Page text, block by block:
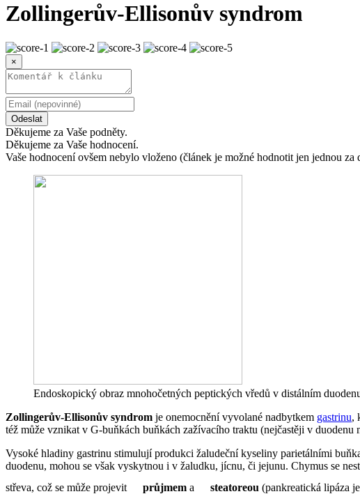
Zollingerův-Ellisonův syndrom
×
Odeslat
Děkujeme za Vaše podněty.
Děkujeme za Vaše hodnocení.
Vaše hodnocení ovšem nebylo vloženo (článek je možné hodnotit jen jednou za
Endoskopický obraz mnohočetných peptických vředů v distálním
Zollingerův-Ellisonův syndrom je onemocnění vyvolané nadbytkem gastrinu,
též může vznikat v G-buňkách buňkách zažívacího traktu (nejčastěji v duodenu
Vysoké hladiny gastrinu stimulují produkci žaludeční kyseliny parietálními
duodenu, mohou se však vyskytnou i v žaludku, jícnu, či jejunu. Chymus se
střeva, což se může projevit
průjmem a steatoreou (pankreatická lipáza